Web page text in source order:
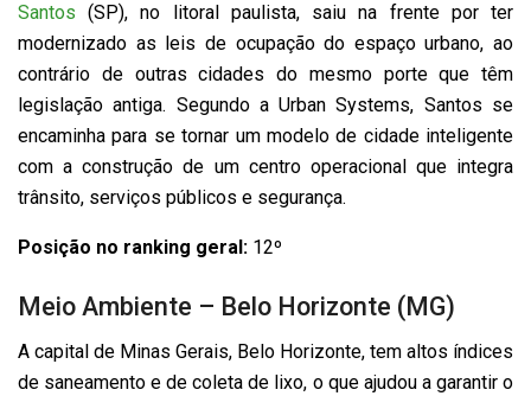
Santos (SP), no litoral paulista, saiu na frente por ter
modernizado as leis de ocupação do espaço urbano, ao
contrário de outras cidades do mesmo porte que têm
legislação antiga. Segundo a Urban Systems, Santos se
encaminha para se tornar um modelo de cidade inteligente
com a construção de um centro operacional que integra
trânsito, serviços públicos e segurança.
Posição no ranking geral: 12º
Meio Ambiente – Belo Horizonte (MG)
A capital de Minas Gerais, Belo Horizonte, tem altos índices
de saneamento e de coleta de lixo, o que ajudou a garantir o